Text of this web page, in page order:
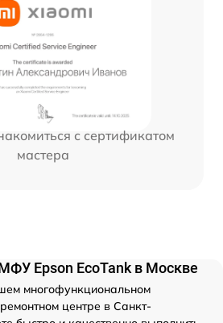
с сертификатом
мастера
Epson EcoTank в Москве
многофункциональном
центре в Санкт-